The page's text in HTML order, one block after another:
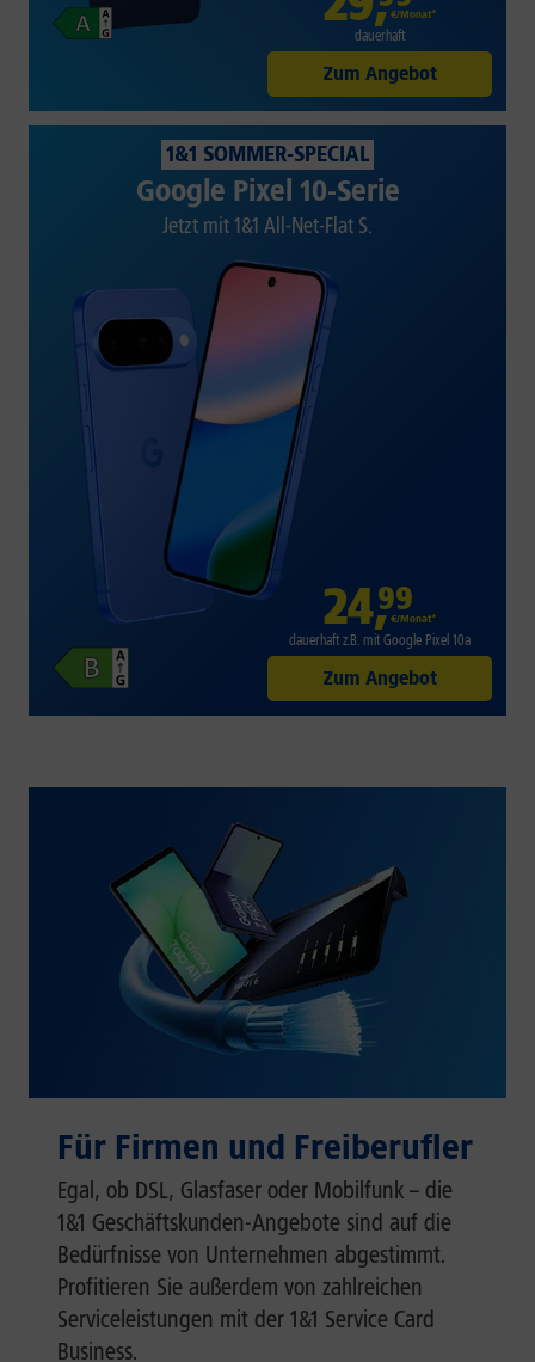
€/Monat*
dauerhaft
Zum Angebot
1&1 SOMMER-SPECIAL
Google Pixel 10-Serie
Jetzt mit 1&1 All-Net-Flat S.
24,99
€/Monat*
dauerhaft z.B. mit Google Pixel 10a
Zum Angebot
Für Firmen und Freiberufler
Egal, ob DSL, Glasfaser oder Mobilfunk – die
1&1 Geschäftskunden-Angebote sind auf die
Bedürfnisse von Unternehmen abgestimmt.
Profitieren Sie außerdem von zahlreichen
Serviceleistungen mit der 1&1 Service Card
Business.